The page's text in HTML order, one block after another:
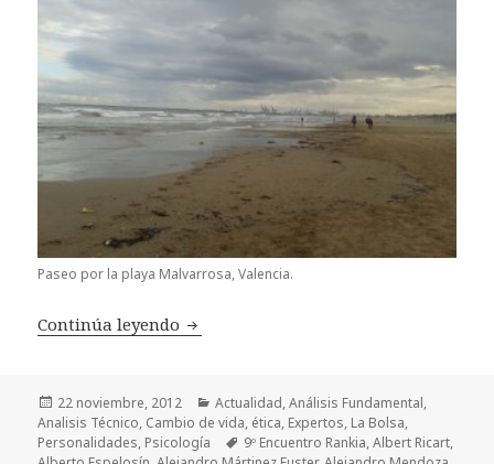
Paseo por la playa Malvarrosa, Valencia.
Continúa leyendo ¡Vaya encuentro!
Publicado
el
22 noviembre, 2012 Categorías
Actualidad,Análisis Fundamental,
Analisis Técnico, Cambio de vida, ética, Expertos, La Bolsa,
Personalidades, Psicología Etiquetas
9º Encuentro Rankia,Albert Ricart,